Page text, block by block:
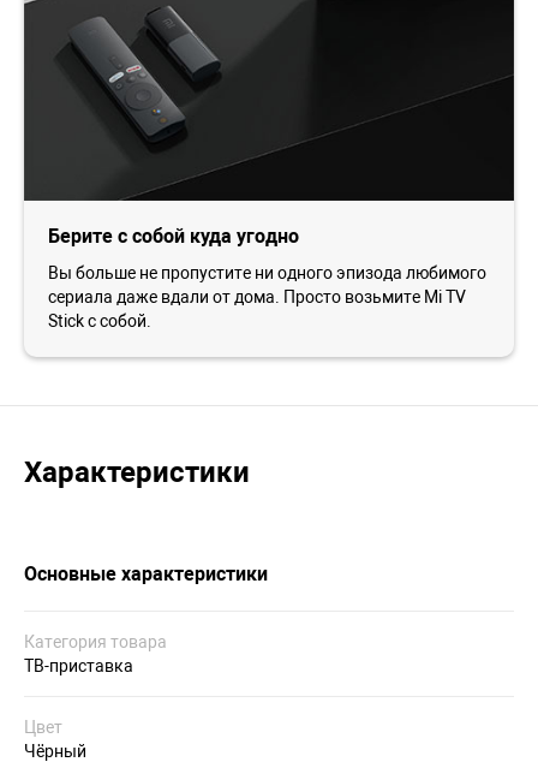
Берите с собой куда угодно
Вы больше не пропустите ни одного эпизода любимого
сериала даже вдали от дома. Просто возьмите Mi TV
Stick с собой.
Характеристики
Основные характеристики
Категория товара
ТВ-приставка
Цвет
Чёрный